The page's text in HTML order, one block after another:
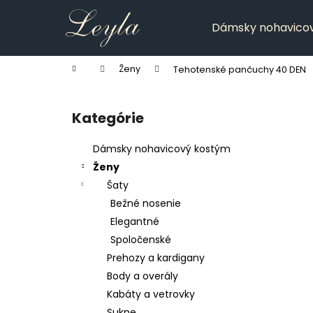
Dámsky
Domov Ženy Tehotenské pančuchy 40 DEN
Preskočiť
kategórie
Kategórie
Dámsky nohavicový kostým
Ženy
Šaty
Bežné nosenie
Elegantné
Spoločenské
Prehozy a kardigany
Body a overály
Kabáty a vetrovky
í
Späť
do
Späť
do